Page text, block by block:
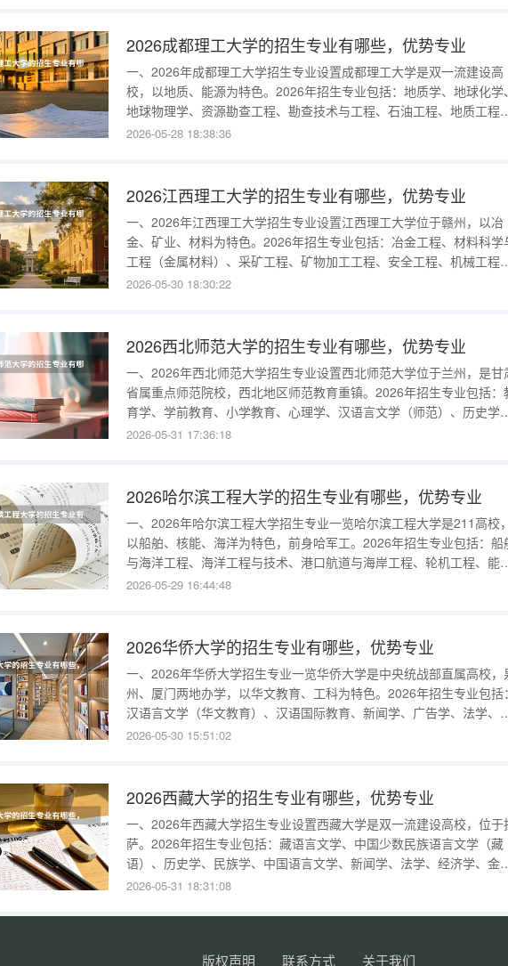
会计学、工商管理
2026成都理工大学的招生专业有哪些，优势专业
一、2026年成都理工大学招生专业设置成都理工大学是双一流建设高
校，以地质、能源为特色。2026年招生专业包括：地质学、地球化学
地球物理学、资源勘查工程、勘查技术与工程、石油工程、地质工程
土木工程、环境工程、地下水科学与工程、测绘工程、遥感科学与技
球”“新能源科学
2026-05-28 18:38:36
2026江西理工大学的招生专业有哪些，优势专业
一、2026年江西理工大学招生专业设置江西理工大学位于赣州，以冶
金、矿业、材料为特色。2026年招生专业包括：冶金工程、材料科学
工程（金属材料）、采矿工程、矿物加工工程、安全工程、机械工程
电气工程、自动化、计算机科学与技术、软件工程、土木工程、化学
西理工大
2026-05-30 18:30:22
2026西北师范大学的招生专业有哪些，优势专业
一、2026年西北师范大学招生专业设置西北师范大学位于兰州，是甘
省属重点师范院校，西北地区师范教育重镇。2026年招生专业包括：
育学、学前教育、小学教育、心理学、汉语言文学（师范）、历史学
（师范）、思想政治教育（师范）、英语（师范）、数学与应用数学
学、经济学、金融学、
2026-05-31 17:36:18
2026哈尔滨工程大学的招生专业有哪些，优势专业
一、2026年哈尔滨工程大学招生专业一览哈尔滨工程大学是211高校
以船舶、核能、海洋为特色，前身哈军工。2026年招生专业包括：船
与海洋工程、海洋工程与技术、港口航道与海岸工程、轮机工程、能
与动力工程、核工程与核技术、辐射防护与核安全、自动化、探测制
理、金融学、法学、
2026-05-29 16:44:48
2026华侨大学的招生专业有哪些，优势专业
一、2026年华侨大学招生专业一览华侨大学是中央统战部直属高校，
州、厦门两地办学，以华文教育、工科为特色。2026年招生专业包括
汉语言文学（华文教育）、汉语国际教育、新闻学、广告学、法学、
济学、金融学、会计学、工商管理、旅游管理、酒店管理、机械工程
2026年新增“
2026-05-30 15:51:02
2026西藏大学的招生专业有哪些，优势专业
一、2026年西藏大学招生专业设置西藏大学是双一流建设高校，位于
萨。2026年招生专业包括：藏语言文学、中国少数民族语言文学（藏
语）、历史学、民族学、中国语言文学、新闻学、法学、经济学、金
学、会计学、行政管理、数学与应用数学、物理学、化学、生物科学
音乐学、美术学、体育教育等。2026年新增“生态学”“高原医学”“数据
2026-05-31 18:31:08
版权声明 联系方式 关于我们